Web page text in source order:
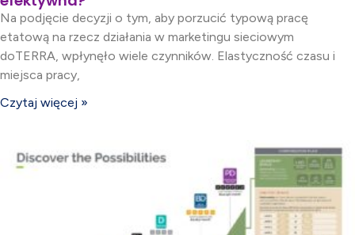
Na podjęcie decyzji o tym, aby porzucić typową pracę
etatową na rzecz działania w marketingu sieciowym
doTERRA, wpłynęło wiele czynników. Elastyczność czasu i
miejsca pracy,
Czytaj więcej »